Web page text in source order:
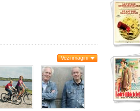
Vezi imagini